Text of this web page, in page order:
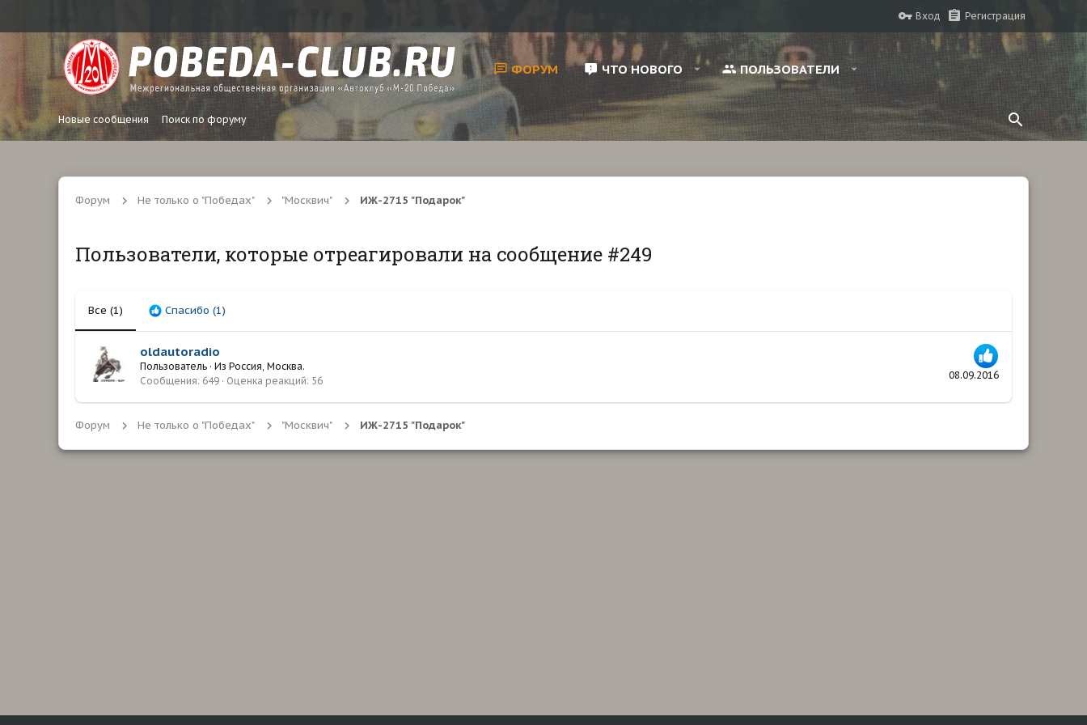
Вход Регистрация
ФОРУМ ЧТО НОВОГО ПОЛЬЗОВАТЕЛИ
Новые сообщения Поиск по форуму
Форум Не только о "Победах" "Москвич" ИЖ-2715 "Подарок"
Пользователи, которые отреагировали на сообщение #249
Все (1) Спасибо (1)
08.09.2016
oldautoradio
Пользователь · Из Россия, Москва.
Сообщения 649 Оценка реакций 56
Форум Не только о "Победах" "Москвич" ИЖ-2715 "Подарок"